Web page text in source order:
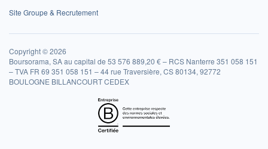
Site Groupe & Recrutement
Copyright © 2026
Boursorama, SA au capital de 53 576 889,20 € – RCS Nanterre 351 058 151
– TVA FR 69 351 058 151 – 44 rue Traversière, CS 80134, 92772
BOULOGNE BILLANCOURT CEDEX